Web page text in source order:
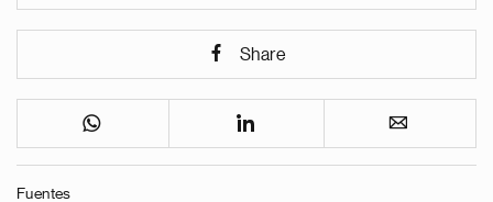
Share
Fuentes